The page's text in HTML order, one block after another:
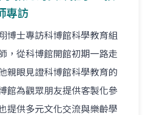
專訪
博士專訪科博館科學教育組
，從科博館開館初期一路走
親眼見證科博館科學教育的
館為觀眾朋友提供客製化參
提供多元文化交流與樂齡學